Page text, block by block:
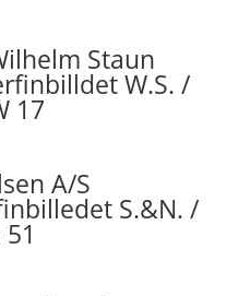
Staun
W.S. /
17
A/S
S.&N. /